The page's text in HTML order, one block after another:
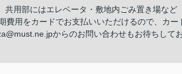
用部にはエレベータ・敷地内ごみ置き場など
費用をカードでお支払いいただけるので、カー
からのお問い合わせもお待ちして